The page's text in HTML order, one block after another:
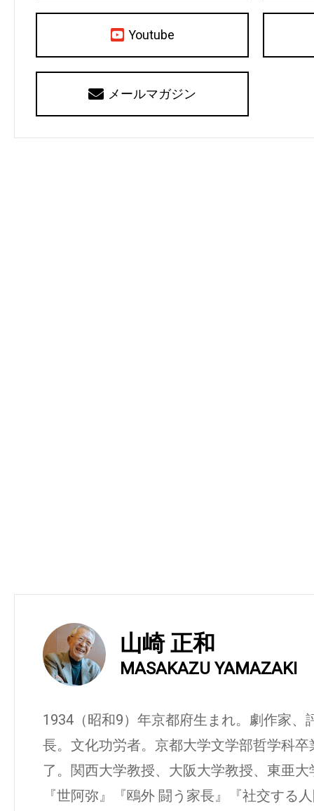
Youtube
メールマガジン
山崎 正和
MASAKAZU YAMAZAKI
1934（昭和9）年京都府生まれ。劇作家、
長。文化功労者。京都大学文学部哲学科
了。関西大学教授、大阪大学教授、東亜
『世阿弥』『鴎外 闘う家長』『社交する